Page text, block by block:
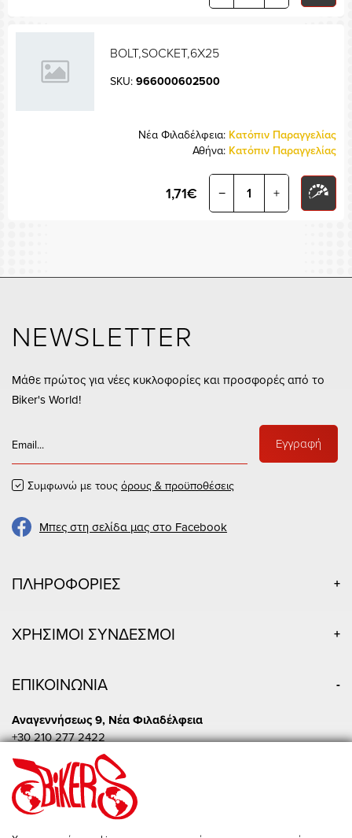
BOLT,SOCKET,6X25
SKU: 966000602500
Νέα Φιλαδέλφεια: Κατόπιν Παραγγελίας
Αθήνα: Κατόπιν Παραγγελίας
1,71€ − +
NEWSLETTER
Μάθε πρώτος για νέες κυκλοφορίες και προσφορές από το
Biker's World!
Εγγραφή
Συμφωνώ με τους όρους & προϋποθέσεις
Μπες στη σελίδα μας στο Facebook
ΠΛΗΡΟΦΟΡΙΕΣ
ΧΡΗΣΙΜΟΙ ΣΥΝΔΕΣΜΟΙ
ΕΠΙΚΟΙΝΩΝΙΑ
Αναγεννήσεως 9, Νέα Φιλαδέλφεια
+30 210 277 2422
Δευ - Τετ: 09:00 - 19:00
Τρι - Πεμ - Παρ: 09:00 - 20:00
Σαβ: 10:00 - 15:00
Πειραιώς 86, Αθήνα
+30 210 342 4454